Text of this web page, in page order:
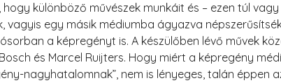
különböző művészek munkáit és – ezen túl
vagyis egy másik médiumba ágyazva
a képregényt is. A készülőben lévő művek
és Marcel Ruijters. Hogy miért a képregény
nagyhatalomnak”, nem is lényeges, talán éppen